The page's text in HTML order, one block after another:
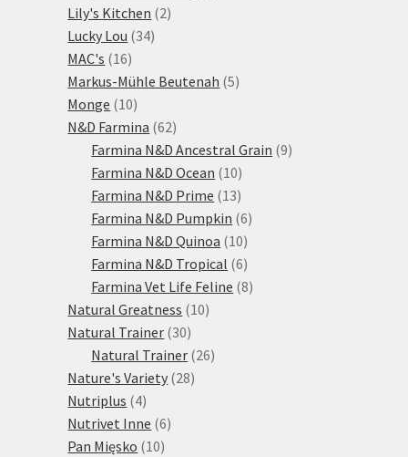
Lily's Kitchen 22
Lucky Lou 3434
MAC's 1616
produktů
Markus-Mühle Beutenah 55
Monge 1010
produktů
N&D Farmina 6262
produktů
Farmina N&D Ancestral Grain 99
Farmina N&D Ocean 1010
produktů
Farmina N&D Prime 1313
produktů
Farmina N&D Pumpkin 66
Farmina N&D Quinoa 1010
produktů
Farmina N&D Tropical 66
produktů
Farmina Vet Life Feline 88
Natural Greatness 1010
Natural Trainer 3030
produktů
Natural Trainer 2626
Nature's Variety 2828
Nutriplus 44
produkty
Nutrivet Inne 66
Pan Mięsko 1010